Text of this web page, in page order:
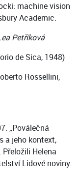
machine vision
Academic.
Petříková
de Sica, 1948)
Rossellini,
„Poválečná
a jeho kontext,
Helena
Lidové noviny.